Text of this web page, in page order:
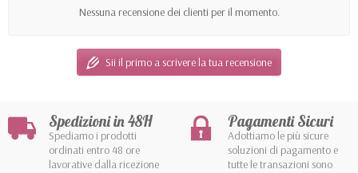
Nessuna recensione dei clienti per il momento.
Sii il primo a scrivere la tua recensione
Spedizioni in 48H
Spediamo i prodotti
ordinati entro 48 ore
lavorative dalla ricezione
Pagamenti Sicuri
Adottiamo le più sicure
soluzioni di pagamento e
tutte le transazioni sono